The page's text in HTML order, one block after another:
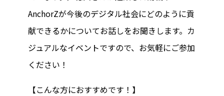
AnchorZが今後のデジタル社会にどのように貢
献できるかについてお話しをお聞きします。カ
ジュアルなイベントですので、お気軽にご参加
ください！
【こんな方におすすめです！】